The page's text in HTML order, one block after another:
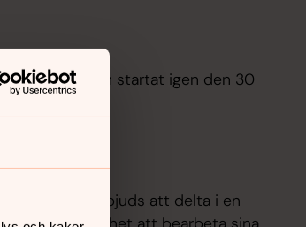
och startat igen den 30
närstående erbjuds att delta i en